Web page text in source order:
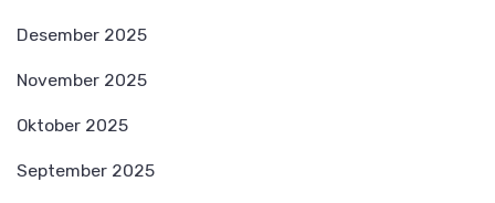
Desember 2025
November 2025
Oktober 2025
September 2025